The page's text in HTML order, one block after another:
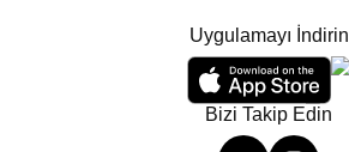
etmektedir. Kahijab, merserize hırka
yelpazesine sahiptir. Bu marka, kalitesi ve
adından sıkça söz ettirmektedir. Merserize
hem de özel günlerde tercih edilmektedir. Bu
merserize hırka bulunması önerilir.
Merserize Hırka Modelleri
Giyim sektöründe merserize hırka modelleri
Bizi Takip Edin
Uygulamayı İndirin